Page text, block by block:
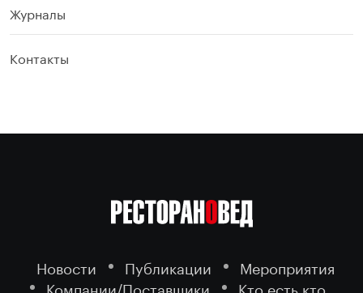
Журналы
Контакты
Новости Публикации
Мероприятия
Компании/Поставщики
Кто есть кто